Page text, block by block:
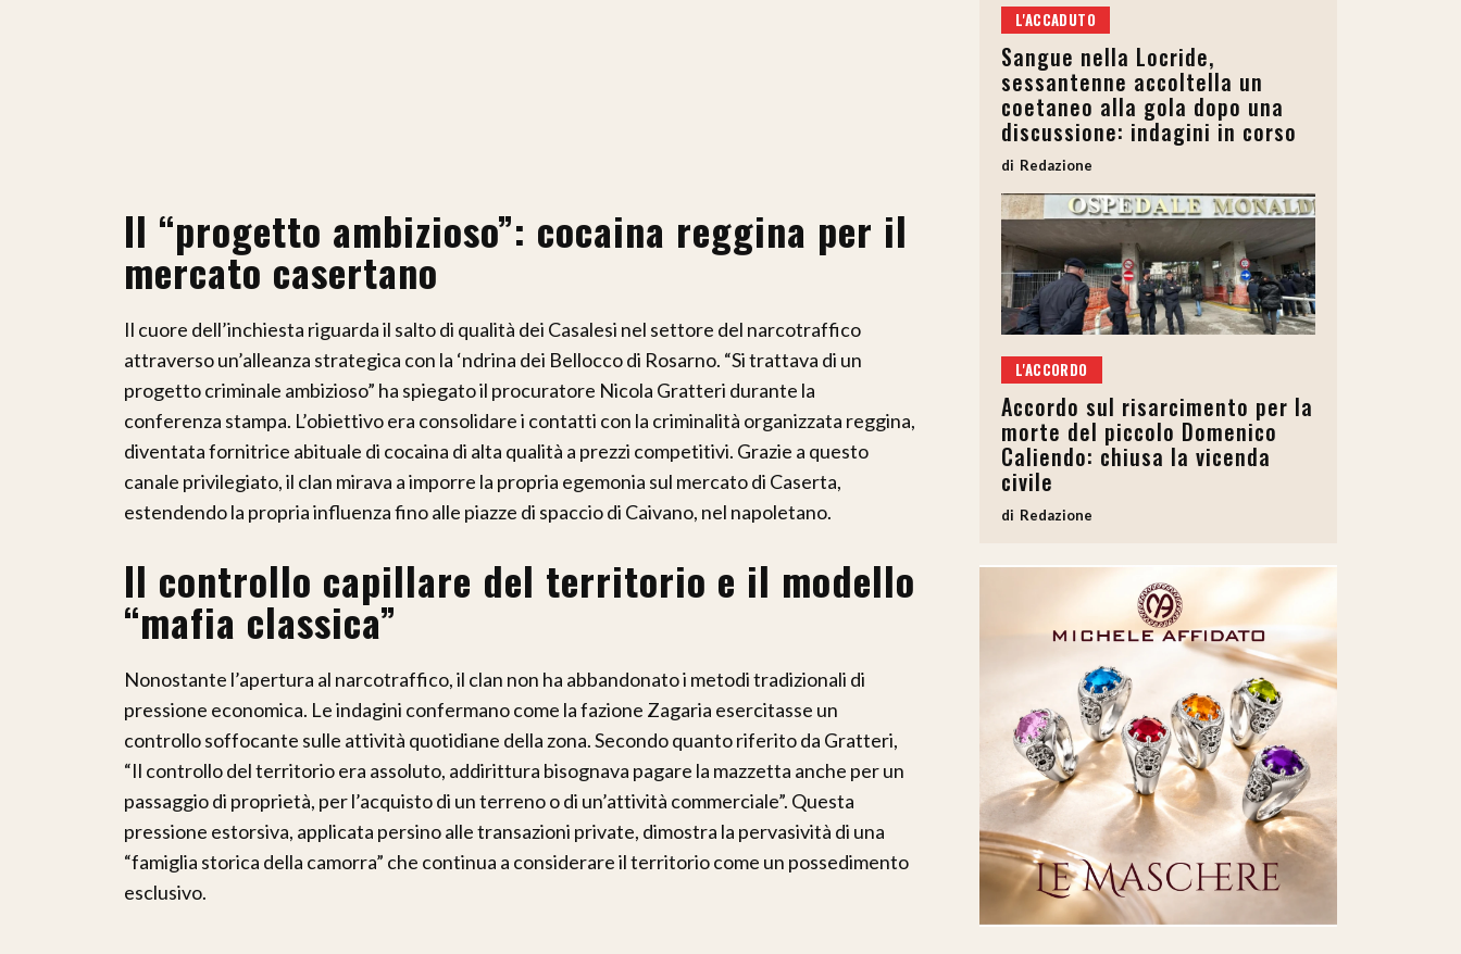
Il “progetto ambizioso”: cocaina reggina per il
mercato casertano
Il cuore dell’inchiesta riguarda il salto di qualità dei Casalesi nel settore del narcotraffico
attraverso un’alleanza strategica con la ‘ndrina dei Bellocco di Rosarno. “Si trattava di un
progetto criminale ambizioso” ha spiegato il procuratore Nicola Gratteri durante la
conferenza stampa. L’obiettivo era consolidare i contatti con la criminalità organizzata reggina,
diventata fornitrice abituale di cocaina di alta qualità a prezzi competitivi. Grazie a questo
canale privilegiato, il clan mirava a imporre la propria egemonia sul mercato di Caserta,
estendendo la propria influenza fino alle piazze di spaccio di Caivano, nel napoletano.
Il controllo capillare del territorio e il modello
“mafia classica”
Nonostante l’apertura al narcotraffico, il clan non ha abbandonato i metodi tradizionali di
pressione economica. Le indagini confermano come la fazione Zagaria esercitasse un
controllo soffocante sulle attività quotidiane della zona. Secondo quanto riferito da Gratteri,
“Il controllo del territorio era assoluto, addirittura bisognava pagare la mazzetta anche per un
passaggio di proprietà, per l’acquisto di un terreno o di un’attività commerciale”. Questa
pressione estorsiva, applicata persino alle transazioni private, dimostra la pervasività di una
“famiglia storica della camorra” che continua a considerare il territorio come un possedimento
esclusivo.
L'ACCADUTO
Sangue nella Locride,
sessantenne accoltella un
coetaneo alla gola dopo una
discussione: indagini in corso
Redazione
L'ACCORDO
Accordo sul risarcimento per la
morte del piccolo Domenico
Caliendo: chiusa la vicenda
civile
Redazione